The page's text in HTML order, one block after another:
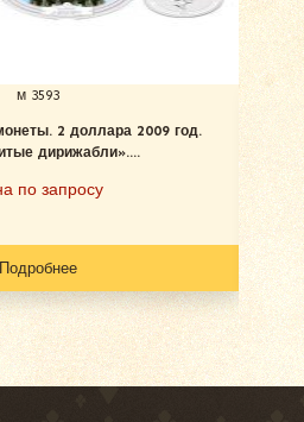
м 3593
2 доллара 2009 год.
дирижабли»....
по запросу
Подробнее